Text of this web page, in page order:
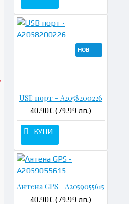
НОВ
USB порт - A2058200226
40.90€ (79.99 лв.)
КУПИ
Антена GPS - A2059055615
40.90€ (79.99 лв.)